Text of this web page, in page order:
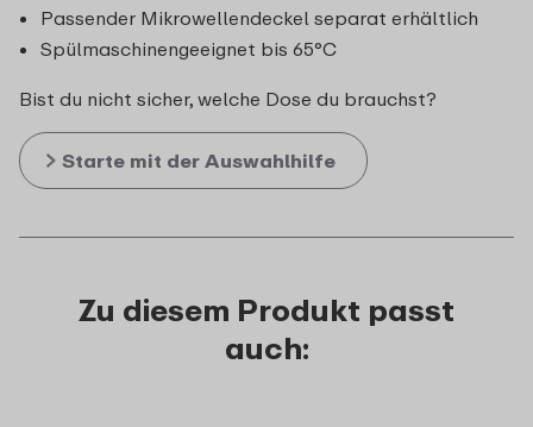
Passender Mikrowellendeckel separat erhältlich
Spülmaschinengeeignet bis 65°C
Bist du nicht sicher, welche Dose du brauchst?
Starte mit der Auswahlhilfe
Zu diesem Produkt passt
auch: